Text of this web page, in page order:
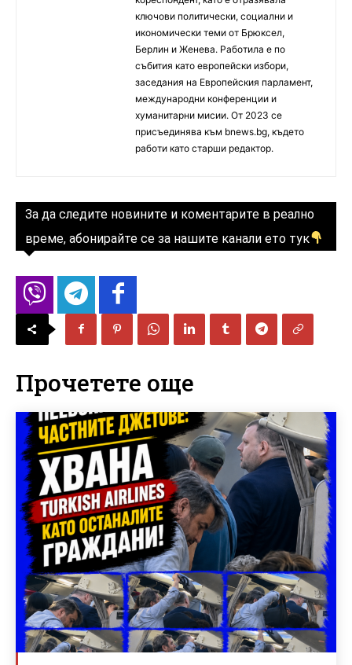
ключови политически, социални и
икономически теми от Брюксел,
Берлин и Женева. Работила е по
събития като европейски избори,
заседания на Европейския парламент,
международни конференции и
хуманитарни мисии. От 2023 се
присъединява към bnews.bg, където
работи като старши редактор.
За да следите новините и коментарите в реално
време, абонирайте се за нашите канали ето тук
Прочетете още